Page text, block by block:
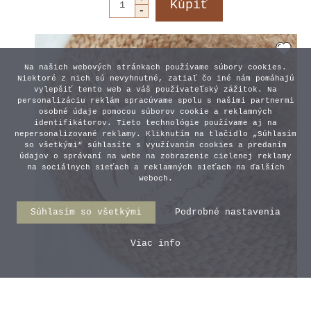
Na našich webových stránkach používame súbory cookies.
Niektoré z nich sú nevyhnutné, zatiaľ čo iné nám pomáhajú
vylepšiť tento web a váš používateľský zážitok. Na
personalizáciu reklám spracúvame spolu s našimi partnermi
osobné údaje pomocou súborov cookie a reklamných
identifikátorov. Tieto technológie používame aj na
nepersonalizované reklamy. Kliknutím na tlačidlo „Súhlasím
so všetkými“ súhlasíte s využívaním cookies a predaním
údajov o správaní na webe na zobrazenie cielenej reklamy
na sociálnych sieťach a reklamných sieťach na ďalších
weboch.
Súhlasím so všetkými Podrobné nastavenia
Viac info